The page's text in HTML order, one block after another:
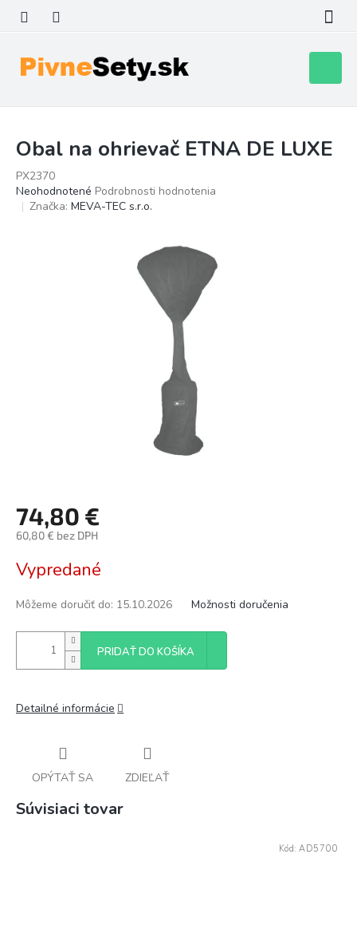
obsah
košík
Obal na ohrievač ETNA DE LUXE
PX2370
Priemerné
hodnotenie
Neohodnotené Podrobnosti hodnotenia
Značka: MEVA-TEC s.r.o.
74,80 €
60,80 € bez DPH
cena:
Vypredané
Môžeme doručiť do: 15.10.2026 Možnosti doručenia
PRIDAŤ DO KOŠÍKA
Detailné informácie
OPÝTAŤ SA ZDIEĽAŤ
Súvisiaci tovar
Kód: AD5700